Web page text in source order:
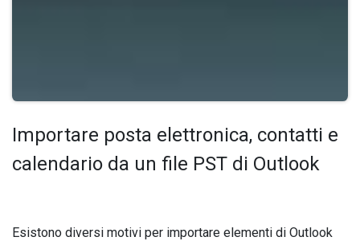
Importare posta elettronica, contatti e
calendario da un file PST di Outlook
Esistono diversi motivi per importare elementi di Outlook